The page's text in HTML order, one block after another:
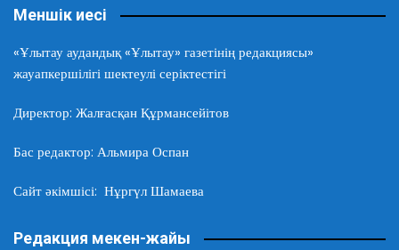
Меншік иесі
«Ұлытау аудандық «Ұлытау» газетінің редакциясы»
жауапкершілігі шектеулі серіктестігі
Директор: Жалғасқан Құрмансейітов
Бас редактор: Альмира Оспан
Сайт әкімшісі: Нұргүл Шамаева
Редакция мекен-жайы